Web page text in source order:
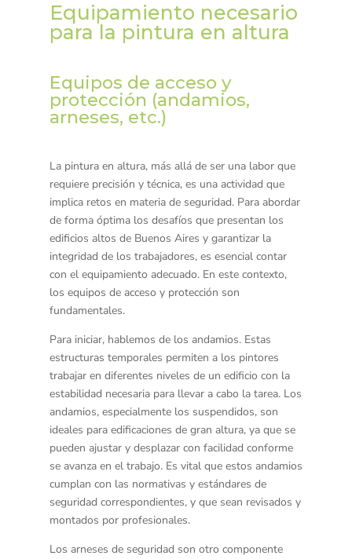
Equipamiento necesario
para la pintura en altura
Equipos de acceso y
protección (andamios,
arneses, etc.)
La pintura en altura, más allá de ser una labor que
requiere precisión y técnica, es una actividad que
implica retos en materia de seguridad. Para abordar
de forma óptima los desafíos que presentan los
edificios altos de Buenos Aires y garantizar la
integridad de los trabajadores, es esencial contar
con el equipamiento adecuado. En este contexto,
los equipos de acceso y protección son
fundamentales.
Para iniciar, hablemos de los andamios. Estas
estructuras temporales permiten a los pintores
trabajar en diferentes niveles de un edificio con la
estabilidad necesaria para llevar a cabo la tarea. Los
andamios, especialmente los suspendidos, son
ideales para edificaciones de gran altura, ya que se
pueden ajustar y desplazar con facilidad conforme
se avanza en el trabajo. Es vital que estos andamios
cumplan con las normativas y estándares de
seguridad correspondientes, y que sean revisados y
montados por profesionales.
Los arneses de seguridad son otro componente